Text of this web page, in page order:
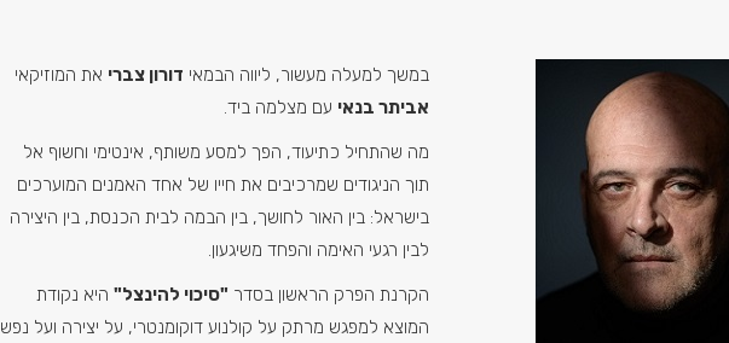
במשך למעלה מעשור, ליווה הבמאי דורון צברי את המוזיקאי
אביתר בנאי עם מצלמה ביד.
מה שהתחיל כתיעוד, הפך למסע משותף, אינטימי וחשוף אל
תוך הניגודים שמרכיבים את חייו של אחד האמנים המוערכים
בישראל: בין האור לחושך, בין הבמה לבית הכנסת, בין היצירה
לבין רגעי האימה והפחד משיגעון.
הקרנת הפרק הראשון בסדר "סיכוי להינצל" היא נקודת
המוצא למפגש מרתק על קולנוע דוקומנטרי, על יצירה ועל נפש